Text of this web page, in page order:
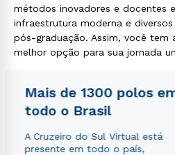
métodos inovadores e docentes
infraestrutura moderna e
pós-graduação. Assim, você tem
melhor opção para sua jornada
Mais de 1300 polos
todo o Brasil
A Cruzeiro do Sul Virtual está
presente em todo o país,
Estou de acordo com aPolítica
autorizo que meus dados
envio de conteúdos da